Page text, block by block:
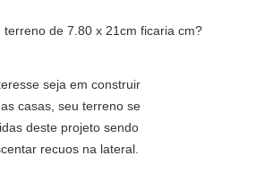
de 7.80 x 21cm ficaria cm?
seja em construir
casas, seu terreno se
deste projeto sendo
recuos na lateral.